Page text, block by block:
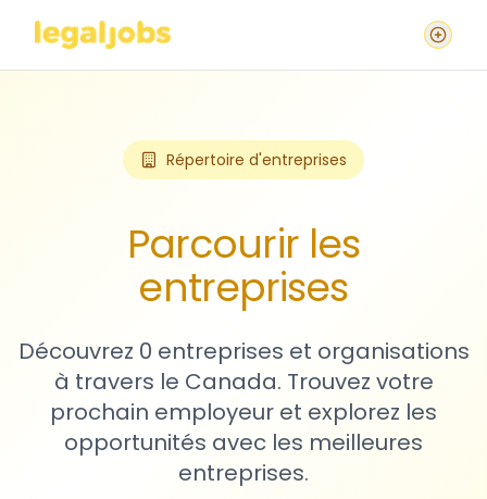
Répertoire d'entreprises
Parcourir les
entreprises
Découvrez 0 entreprises et organisations
à travers le Canada. Trouvez votre
prochain employeur et explorez les
opportunités avec les meilleures
entreprises.